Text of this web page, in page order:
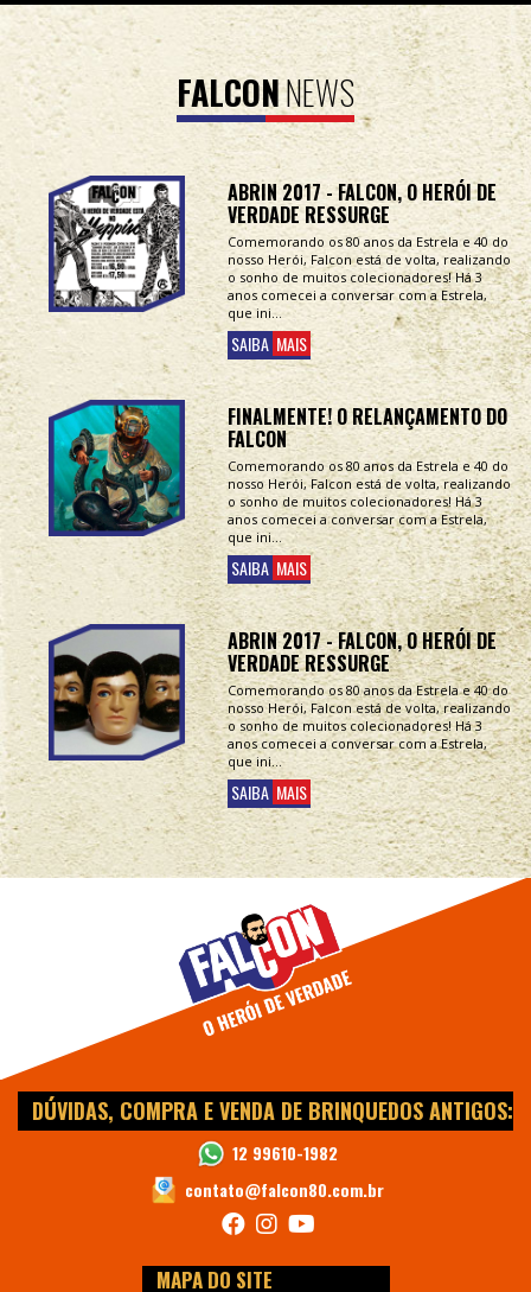
FALCONNEWS
ABRIN 2017 - FALCON, O HERÓI DE
VERDADE RESSURGE
Comemorando os 80 anos da Estrela e 40 do
nosso Herói, Falcon está de volta, realizando
o sonho de muitos colecionadores! Há 3
anos comecei a conversar com a Estrela,
que ini...
SAIBA MAIS
FINALMENTE! O RELANÇAMENTO DO
FALCON
Comemorando os 80 anos da Estrela e 40 do
nosso Herói, Falcon está de volta, realizando
o sonho de muitos colecionadores! Há 3
anos comecei a conversar com a Estrela,
que ini...
SAIBA MAIS
ABRIN 2017 - FALCON, O HERÓI DE
VERDADE RESSURGE
Comemorando os 80 anos da Estrela e 40 do
nosso Herói, Falcon está de volta, realizando
o sonho de muitos colecionadores! Há 3
anos comecei a conversar com a Estrela,
que ini...
SAIBA MAIS
DÚVIDAS, COMPRA E VENDA DE BRINQUEDOS ANTIGOS:
12 99610-1982
contato@falcon80.com.br
MAPA DO SITE